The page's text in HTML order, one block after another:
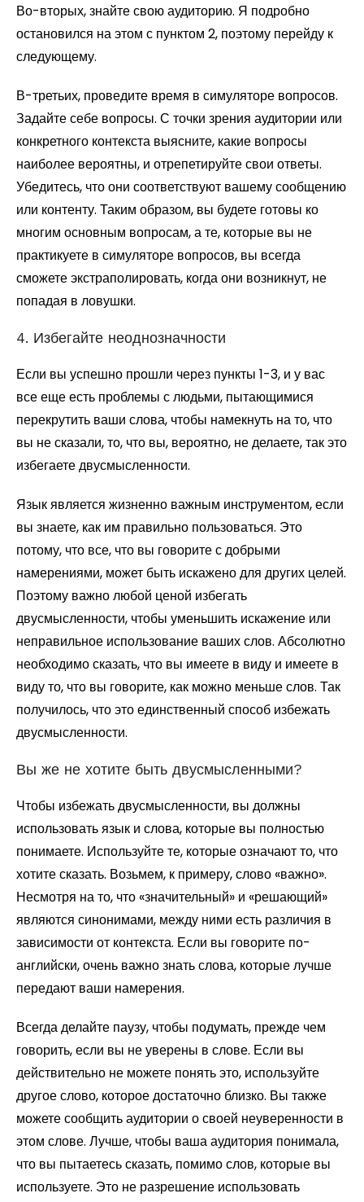
Во-вторых, знайте свою аудиторию. Я подробно
остановился на этом с пунктом 2, поэтому перейду к
следующему.
В-третьих, проведите время в симуляторе вопросов.
Задайте себе вопросы. С точки зрения аудитории или
конкретного контекста выясните, какие вопросы
наиболее вероятны, и отрепетируйте свои ответы.
Убедитесь, что они соответствуют вашему сообщению
или контенту. Таким образом, вы будете готовы ко
многим основным вопросам, а те, которые вы не
практикуете в симуляторе вопросов, вы всегда
сможете экстраполировать, когда они возникнут, не
попадая в ловушки.
4. Избегайте неоднозначности
Если вы успешно прошли через пункты 1-3, и у вас
все еще есть проблемы с людьми, пытающимися
перекрутить ваши слова, чтобы намекнуть на то, что
вы не сказали, то, что вы, вероятно, не делаете, так это
избегаете двусмысленности.
Язык является жизненно важным инструментом, если
вы знаете, как им правильно пользоваться. Это
потому, что все, что вы говорите с добрыми
намерениями, может быть искажено для других целей.
Поэтому важно любой ценой избегать
двусмысленности, чтобы уменьшить искажение или
неправильное использование ваших слов. Абсолютно
необходимо сказать, что вы имеете в виду и имеете в
виду то, что вы говорите, как можно меньше слов. Так
получилось, что это единственный способ избежать
двусмысленности.
Вы же не хотите быть двусмысленными?
Чтобы избежать двусмысленности, вы должны
использовать язык и слова, которые вы полностью
понимаете. Используйте те, которые означают то, что
хотите сказать. Возьмем, к примеру, слово «важно».
Несмотря на то, что «значительный» и «решающий»
являются синонимами, между ними есть различия в
зависимости от контекста. Если вы говорите по-
английски, очень важно знать слова, которые лучше
передают ваши намерения.
Всегда делайте паузу, чтобы подумать, прежде чем
говорить, если вы не уверены в слове. Если вы
действительно не можете понять это, используйте
другое слово, которое достаточно близко. Вы также
можете сообщить аудитории о своей неуверенности в
этом слове. Лучше, чтобы ваша аудитория понимала,
что вы пытаетесь сказать, помимо слов, которые вы
используете. Это не разрешение использовать